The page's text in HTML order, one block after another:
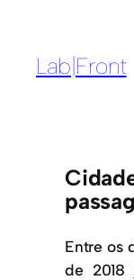
Lab|Front
​Entre os
de 2018